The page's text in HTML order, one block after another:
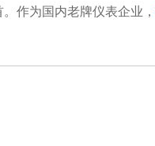
作为国内老牌仪表企业，